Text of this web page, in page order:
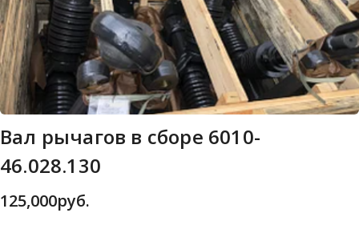
Вал рычагов в сборе 6010-
46.028.130
125,000руб.